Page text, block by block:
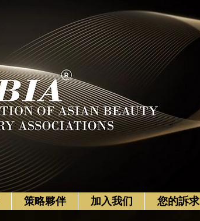
策略夥伴 加入我们 您的訴求